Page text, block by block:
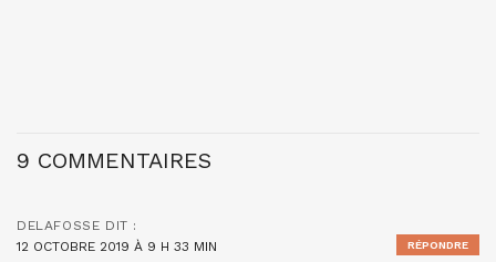
9 COMMENTAIRES
DELAFOSSE DIT :
12 OCTOBRE 2019 À 9 H 33 MIN
RÉPONDRE